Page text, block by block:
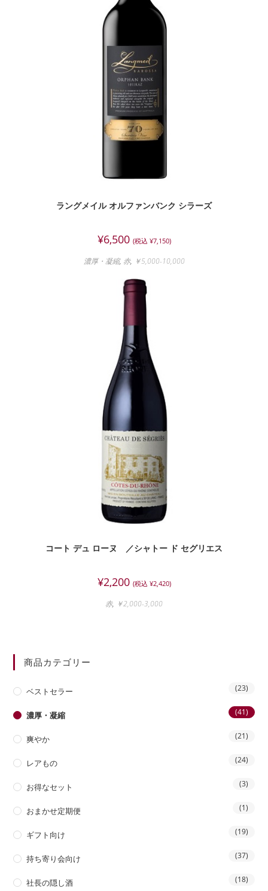
ラングメイル オルファンバンク シラーズ
¥6,500 (税込 ¥7,150)
濃厚・凝縮, 赤, ￥5,000-10,000
コート デュ ローヌ ／シャトー ド セグリエス
¥2,200 (税込 ¥2,420)
赤, ￥2,000-3,000
商品カテゴリー
ベストセラー (23)
濃厚・凝縮 (41)
爽やか (21)
レアもの (24)
お得なセット (3)
おまかせ定期便 (1)
ギフト向け (19)
持ち寄り会向け (37)
社長の隠し酒 (18)